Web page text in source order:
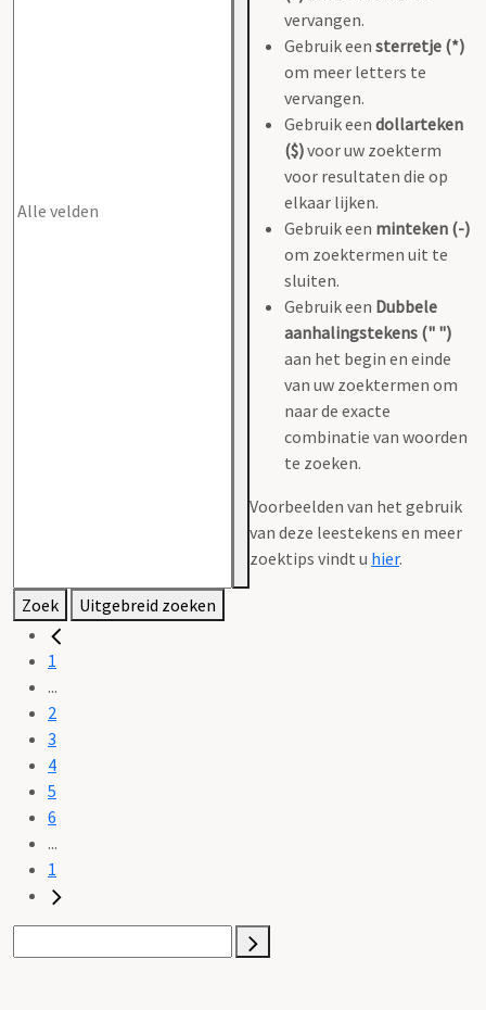
vervangen.
Gebruik een sterretje (*)
om meer letters te
vervangen.
Gebruik een dollarteken
($)voor uw zoekterm
voor resultaten die op
elkaar lijken.
Gebruik een minteken (-)
om zoektermen uit te
sluiten.
Gebruik een Dubbele
aanhalingstekens (" ")
aan het begin en einde
van uw zoektermen om
naar de exacte
combinatie van woorden
te zoeken.
Voorbeelden van het gebruik
van deze leestekens en meer
zoektips vindt u hier.
Zoek Uitgebreid zoeken
1
...
2
3
4
5
6
...
1